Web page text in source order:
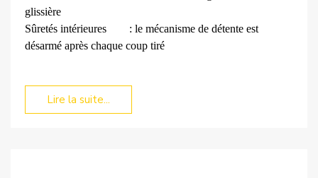
glissière
Sûretés intérieures
: le mécanisme de détente est
désarmé après chaque coup tiré
Lire la suite...